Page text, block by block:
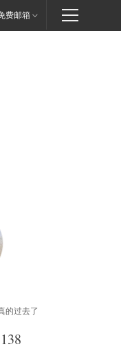
费邮箱
的过去了
138